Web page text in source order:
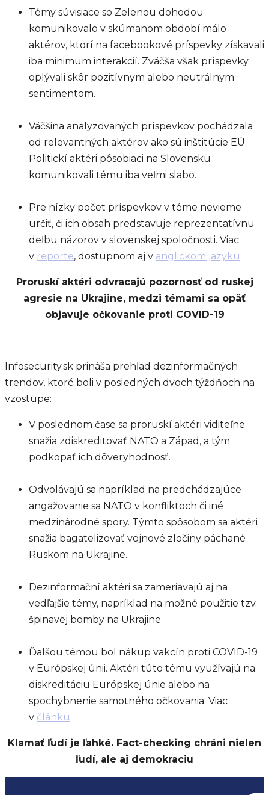
Témy súvisiace so Zelenou dohodou
komunikovalo v skúmanom období málo
aktérov, ktorí na facebookové príspevky získavali
iba minimum interakcií. Zväčša však príspevky
oplývali skôr pozitívnym alebo neutrálnym
sentimentom.
Väčšina analyzovaných príspevkov pochádzala
od relevantných aktérov ako sú inštitúcie EÚ.
Politickí aktéri pôsobiaci na Slovensku
komunikovali tému iba veľmi slabo.
Pre nízky počet príspevkov v téme nevieme
určiť, či ich obsah predstavuje reprezentatívnu
deľbu názorov v slovenskej spoločnosti. Viac
v reporte, dostupnom aj v anglickom jazyku.
Proruskí aktéri odvracajú pozornosť od ruskej
agresie na Ukrajine, medzi témami sa opäť
objavuje očkovanie proti COVID-19
Infosecurity.sk prináša prehľad dezinformačných
trendov, ktoré boli v posledných dvoch týždňoch na
vzostupe:
V poslednom čase sa proruskí aktéri viditeľne
snažia zdiskreditovať NATO a Západ, a tým
podkopať ich dôveryhodnosť.
Odvolávajú sa napríklad na predchádzajúce
angažovanie sa NATO v konfliktoch či iné
medzinárodné spory. Týmto spôsobom sa aktéri
snažia bagatelizovať vojnové zločiny páchané
Ruskom na Ukrajine.
Dezinformační aktéri sa zameriavajú aj na
vedľajšie témy, napríklad na možné použitie tzv.
špinavej bomby na Ukrajine.
Ďalšou témou bol nákup vakcín proti COVID-19
v Európskej únii. Aktéri túto tému využívajú na
diskreditáciu Európskej únie alebo na
spochybnenie samotného očkovania. Viac
v článku.
Klamať ľudí je ľahké. Fact-checking chráni nielen
ľudí, ale aj demokraciu